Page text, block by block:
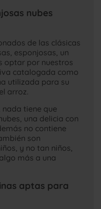
nubes
de las clásicas
esponjosas, un
optar por nuestros
catalogada como
utilizada para su
arroz.
tiene que
una delicia con
no contiene
son
y no tan niños,
más a una
aptas para